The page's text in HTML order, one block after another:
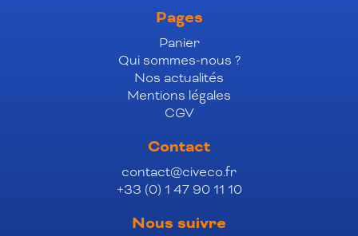
Pages
Panier
Qui sommes-nous ?
Nos actualités
Mentions légales
CGV
Contact
contact@civeco.fr
+33 (0) 1 47 90 11 10
Nous suivre